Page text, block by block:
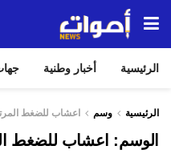
الرئيسية أخبار وطنية
الرئيسية وسم اعشاب للضغط
الوسم: اعشاب للضغط